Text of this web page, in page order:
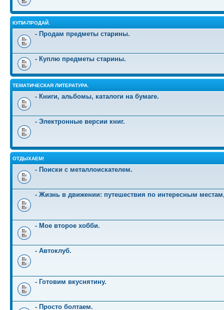
КУПИ-ПРОДАЙ.
- Продам предметы старины.
- Куплю предметы старины.
ТЕМАТИЧЕСКАЯ ЛИТЕРАТУРА.
- Книги, альбомы, каталоги на бумаге.
- Электронные версии книг.
ОТДЫХАЕМ!
- Поиски с металлоискателем.
- Жизнь в движении: путешествия по интересным
- Мое второе хобби.
- Автоклуб.
- Готовим вкуснятину.
- Просто болтаем.